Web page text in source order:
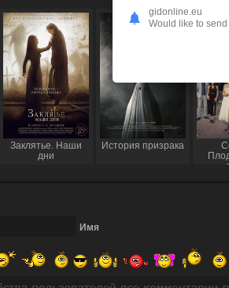
Заклятье. Наши
дни
История призрака
Имя
gidonline.eu
Would like to